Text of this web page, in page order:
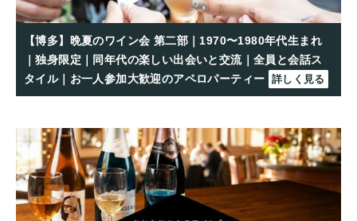
【博多】晩夏のワイン会 第二部｜1970〜1980年代生まれ
｜独身限定｜同年代の楽しい出会いと交流｜全員と会話ス
タイル｜お一人参加大歓迎のアペロパーティー 詳しく見る